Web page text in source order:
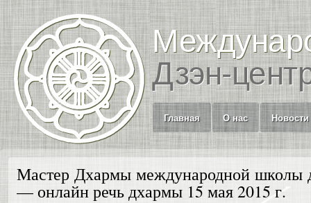
Дзэн-
Главная О нас Новости
Мастер Дхармы международной
— онлайн речь дхармы 15 мая 2015 г.